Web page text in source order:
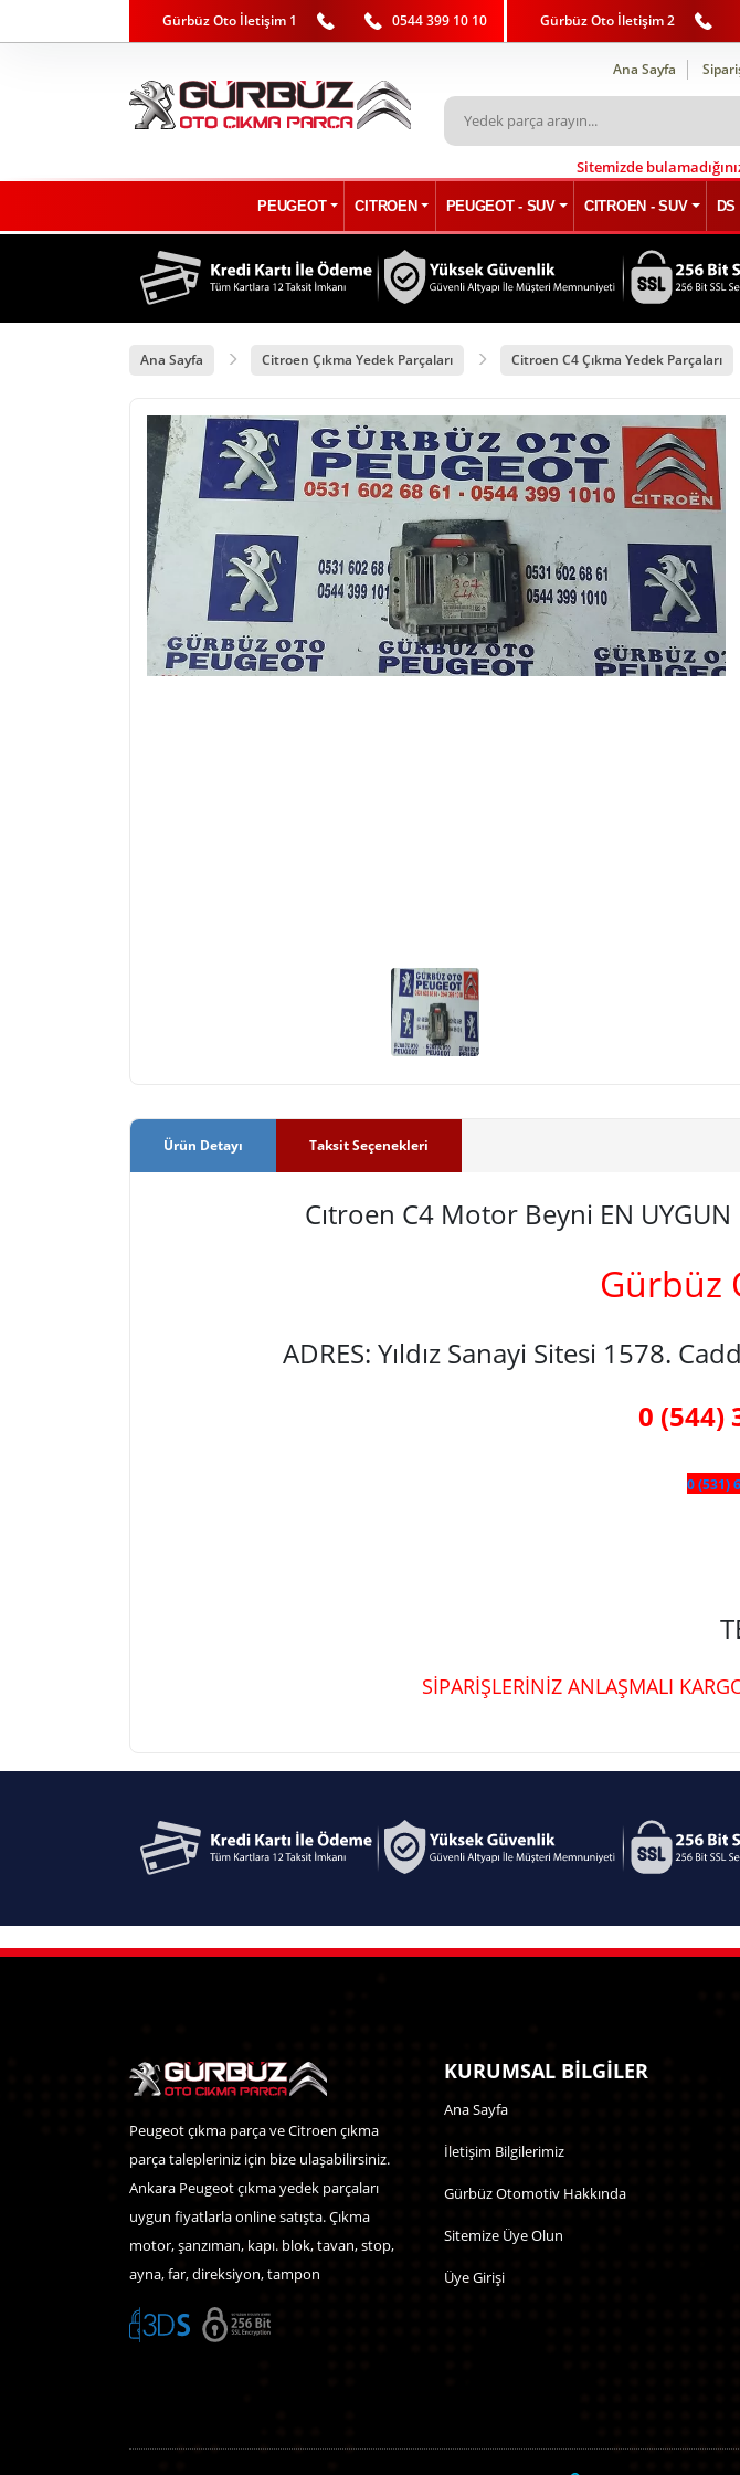
Gürbüz Oto İletişim 1 0544 399 10 10 Gürbüz Oto İletişim 2
Ana Sayfa
Sitemizde
PEUGEOT CITROEN PEUGEOT - SUV CITROEN - SUV
Ana Sayfa Citroen Çıkma Yedek Parçaları Citroen C4 Çıkma Yedek Parçaları
Ürün Detayı Taksit Seçenekleri
Cıtroen C4 Motor Beyni EN UYGUN
Gürbüz
ADRES: Yıldız Sanayi Sitesi 1578.
0 (544)
0 (531)
SİPARİŞLERİNİZ ANLAŞMALI
Peugeot çıkma parça ve Citroen çıkma
parça talepleriniz için bize ulaşabilirsiniz.
Ankara Peugeot çıkma yedek parçaları
uygun fiyatlarla online satışta. Çıkma
motor, şanzıman, kapı. blok, tavan, stop,
ayna, far, direksiyon, tampon
KURUMSAL BİLGİLER
Ana Sayfa
İletişim Bilgilerimiz
Gürbüz Otomotiv Hakkında
Sitemize Üye Olun
Üye Girişi